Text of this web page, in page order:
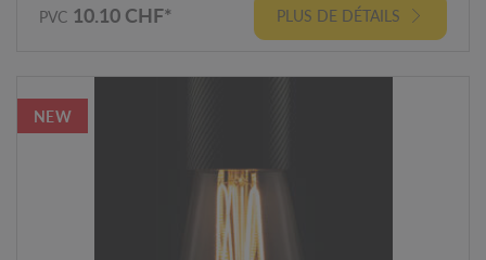
PVC 10.10 CHF* PLUS DE DÉTAILS
NEW